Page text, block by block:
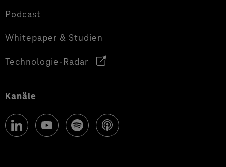
Podcast
Whitepaper & Studien
Technologie-Radar
Kanäle